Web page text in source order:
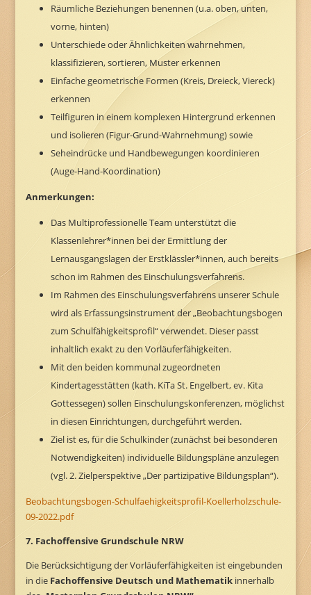
Räumliche Beziehungen benennen (u.a. oben, unten,
vorne, hinten)
Unterschiede oder Ähnlichkeiten wahrnehmen,
klassifizieren, sortieren, Muster erkennen
Einfache geometrische Formen (Kreis, Dreieck, Viereck)
erkennen
Teilfiguren in einem komplexen Hintergrund erkennen
und isolieren (Figur-Grund-Wahrnehmung) sowie
Seheindrücke und Handbewegungen koordinieren
(Auge-Hand-Koordination)
Anmerkungen:
Das Multiprofessionelle Team unterstützt die
Klassenlehrer*innen bei der Ermittlung der
Lernausgangslagen der Erstklässler*innen, auch bereits
schon im Rahmen des Einschulungsverfahrens.
Im Rahmen des Einschulungsverfahrens unserer Schule
wird als Erfassungsinstrument der „Beobachtungsbogen
zum Schulfähigkeitsprofil“ verwendet. Dieser passt
inhaltlich exakt zu den Vorläuferfähigkeiten.
Mit den beiden kommunal zugeordneten
Kindertagesstätten (kath. KiTa St. Engelbert, ev. Kita
Gottessegen) sollen Einschulungskonferenzen, möglichst
in diesen Einrichtungen, durchgeführt werden.
Ziel ist es, für die Schulkinder (zunächst bei besonderen
Notwendigkeiten) individuelle Bildungspläne anzulegen
(vgl. 2. Zielperspektive „Der partizipative Bildungsplan“).
Beobachtungsbogen-Schulfaehigkeitsprofil-Koellerholzschule-
09-2022.pdf
7. Fachoffensive Grundschule NRW
Die Berücksichtigung der Vorläuferfähigkeiten ist eingebunden
in die Fachoffensive Deutsch und Mathematik innerhalb